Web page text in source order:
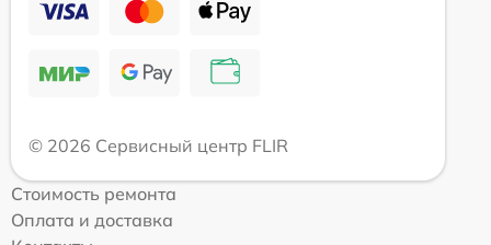
© 2026 Сервисный центр FLIR
Стоимость ремонта
Оплата и доставка